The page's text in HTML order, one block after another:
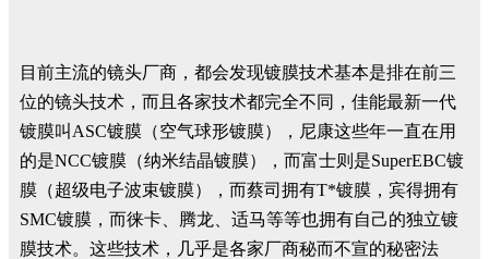
目前主流的镜头厂商，都会发现镀膜技术基本是排在前三
位的镜头技术，而且各家技术都完全不同，佳能最新一代
镀膜叫ASC镀膜（空气球形镀膜），尼康这些年一直在用
的是NCC镀膜（纳米结晶镀膜），而富士则是SuperEBC镀
膜（超级电子波束镀膜），而蔡司拥有T*镀膜，宾得拥有
SMC镀膜，而徕卡、腾龙、适马等等也拥有自己的独立镀
膜技术。这些技术，几乎是各家厂商秘而不宣的秘密法